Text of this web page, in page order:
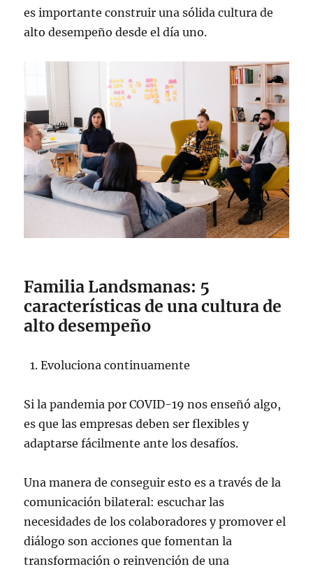
es importante construir una sólida cultura de
alto desempeño desde el día uno.
Familia Landsmanas: 5
características de una cultura de
alto desempeño
Evoluciona continuamente
Si la pandemia por COVID-19 nos enseñó algo,
es que las empresas deben ser flexibles y
adaptarse fácilmente ante los desafíos.
Una manera de conseguir esto es a través de la
comunicación bilateral: escuchar las
necesidades de los colaboradores y promover el
diálogo son acciones que fomentan la
transformación o reinvención de una